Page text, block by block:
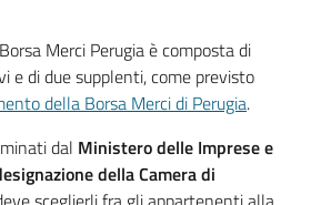
Merci Perugia è composta di
e di due supplenti, come previsto
della Borsa Merci di Perugia.
dal Ministero delle Imprese e
della Camera di